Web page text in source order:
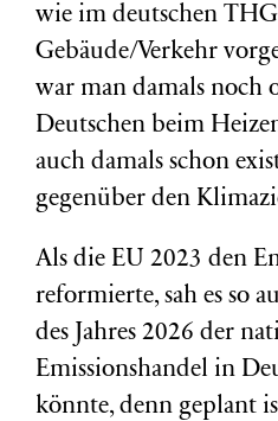
wie im deutschen
Gebäude/Verkehr
war man damals noch
Deutschen beim
auch damals schon
gegenüber den
Als die EU 2023 den
reformierte, sah es so
des Jahres 2026 der
Emissionshandel in
könnte, denn geplant